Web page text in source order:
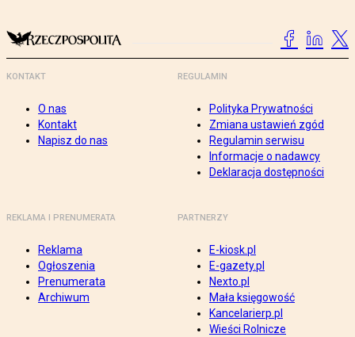
KONTAKT
O nas
Kontakt
Napisz do nas
REGULAMIN
Polityka Prywatności
Zmiana ustawień zgód
Regulamin serwisu
Informacje o nadawcy
Deklaracja dostępności
REKLAMA I PRENUMERATA
Reklama
Ogłoszenia
Prenumerata
Archiwum
PARTNERZY
E-kiosk.pl
E-gazety.pl
Nexto.pl
Mała księgowość
Kancelarierp.pl
Wieści Rolnicze